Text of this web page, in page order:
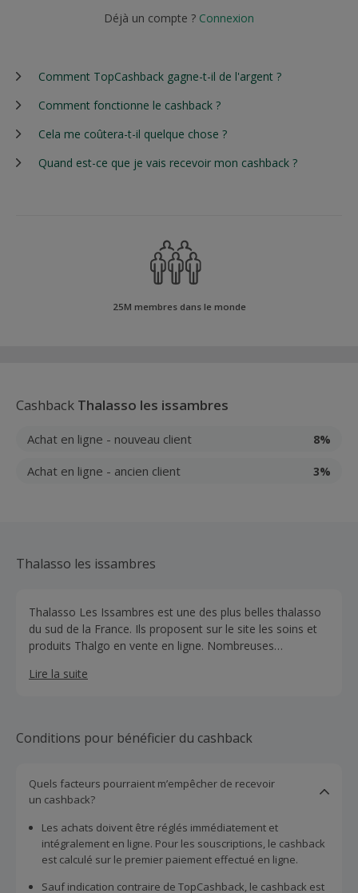
Déjà un compte ? Connexion
Comment TopCashback gagne-t-il de l'argent ?
Comment fonctionne le cashback ?
Cela me coûtera-t-il quelque chose ?
Quand est-ce que je vais recevoir mon cashback ?
25M membres dans le monde
Cashback Thalasso les issambres
Achat en ligne - nouveau client 8%
Achat en ligne - ancien client 3%
Thalasso les issambres
Thalasso Les Issambres est une des plus belles thalasso
du sud de la France. Ils proposent sur le site les soins et
produits Thalgo en vente en ligne. Nombreuses
Lire la suite
Conditions pour bénéficier du cashback
Quels facteurs pourraient m’empêcher de recevoir
un cashback?
Les achats doivent être réglés immédiatement et
intégralement en ligne. Pour les souscriptions, le cashback
est calculé sur le premier paiement effectué en ligne.
Sauf indication contraire de TopCashback, le cashback est